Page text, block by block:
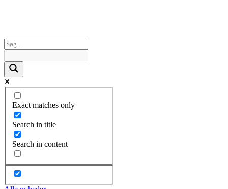
Exact matches only
Search in title
Search in content